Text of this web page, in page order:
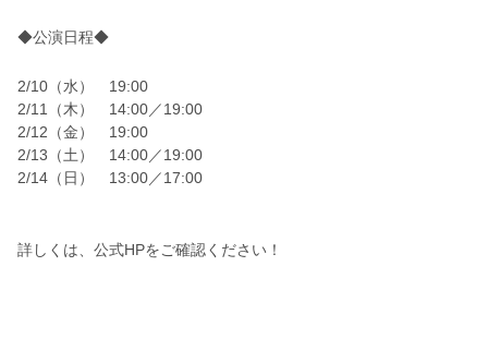
◆公演日程◆
2/10（水） 19:00
2/11（木） 14:00／19:00
2/12（金） 19:00
2/13（土） 14:00／19:00
2/14（日） 13:00／17:00
詳しくは、公式HPをご確認ください！